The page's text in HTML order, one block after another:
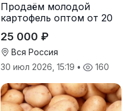
Продаём молодой
картофель оптом от 20
25 000 ₽
Вся Россия
30 июл 2026, 15:19 • 160